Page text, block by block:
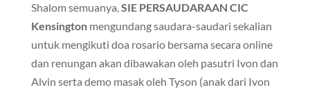
Shalom semuanya,SIE PERSAUDARAAN CIC
Kensingtonmengundang saudara-saudari sekalian
untuk mengikuti doa rosario bersama secara online
dan renungan akan dibawakan oleh pasutri Ivon dan
Alvin serta demo masak oleh Tyson (anak dari Ivon